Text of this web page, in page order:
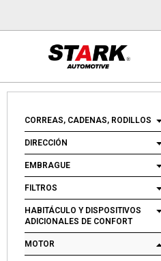
CORREAS, CADENAS, RODILLOS
DIRECCIÓN
EMBRAGUE
FILTROS
HABITÁCULO Y DISPOSITIVOS
ADICIONALES DE CONFORT
MOTOR